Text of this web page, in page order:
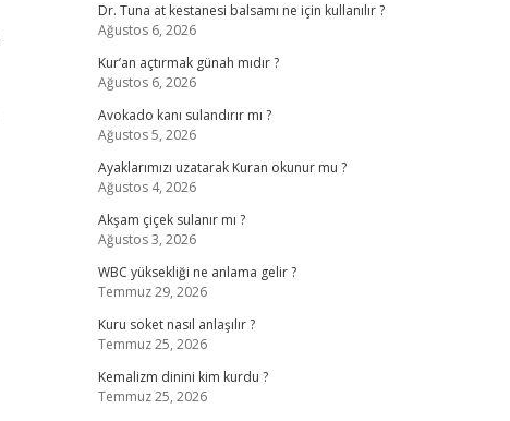
Dr. Tuna at kestanesi balsamı ne için kullanılır ?
Ağustos 6, 2026
Kur’an açtırmak günah mıdır ?
Ağustos 6, 2026
Avokado kanı sulandırır mı ?
Ağustos 5, 2026
Ayaklarımızı uzatarak Kuran okunur mu ?
Ağustos 4, 2026
Akşam çiçek sulanır mı ?
Ağustos 3, 2026
WBC yüksekliği ne anlama gelir ?
Temmuz 29, 2026
Kuru soket nasıl anlaşılır ?
Temmuz 25, 2026
Kemalizm dinini kim kurdu ?
Temmuz 25, 2026